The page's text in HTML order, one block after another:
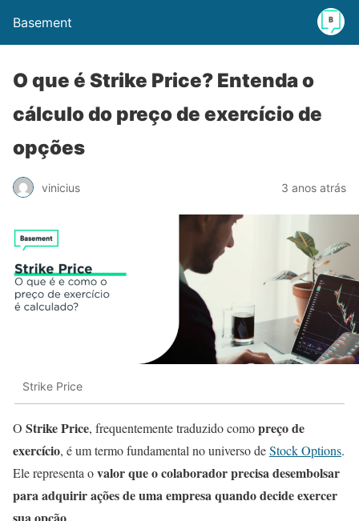
Basement
O que é Strike Price? Entenda o
cálculo do preço de exercício de
opções
vinicius 3 anos atrás
Strike Price
O Strike Price, frequentemente traduzido comopreço de
exercício, é um termo fundamental no universo deStock Options.
Ele representa ovalor que o colaborador precisa desembolsar
para adquirir ações de uma empresa quando decide exercer
sua opção.